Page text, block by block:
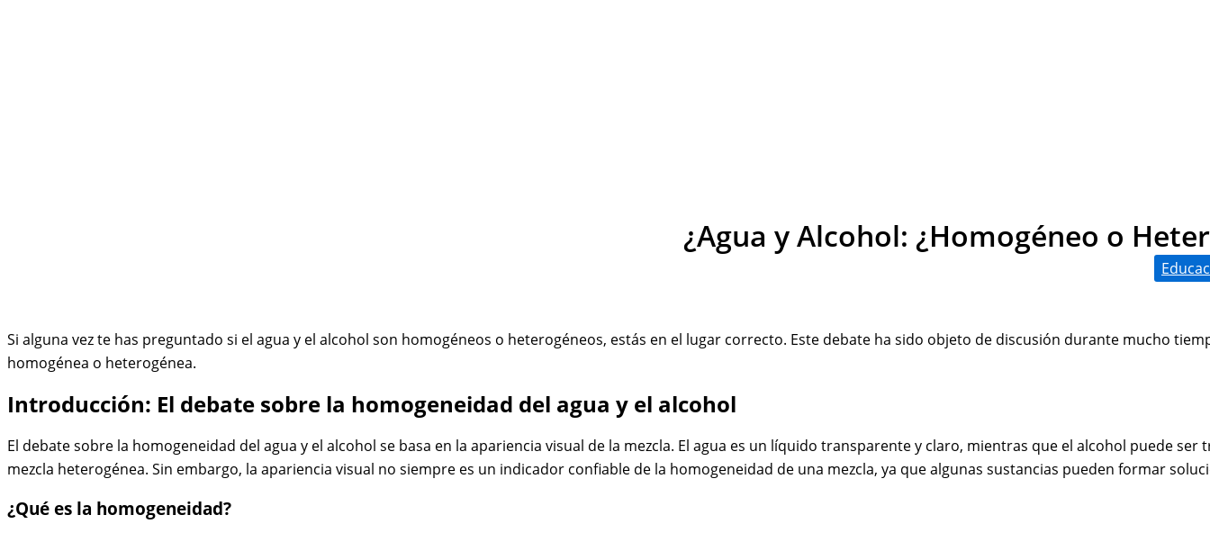
¿Agua y Alcohol: ¿Homogéneo o
Si alguna vez te has preguntado si el agua y el alcohol son homogéneos o heterogéneos, estás en el lugar correcto. Este debate ha sido objeto de discusión durante mucho
homogénea o heterogénea.
Introducción: El debate sobre la homogeneidad del agua y el alcohol
El debate sobre la homogeneidad del agua y el alcohol se basa en la apariencia visual de la mezcla. El agua es un líquido transparente y claro, mientras que el alcohol
mezcla heterogénea. Sin embargo, la apariencia visual no siempre es un indicador confiable de la homogeneidad de una mezcla, ya que algunas sustancias pueden formar
¿Qué es la homogeneidad?